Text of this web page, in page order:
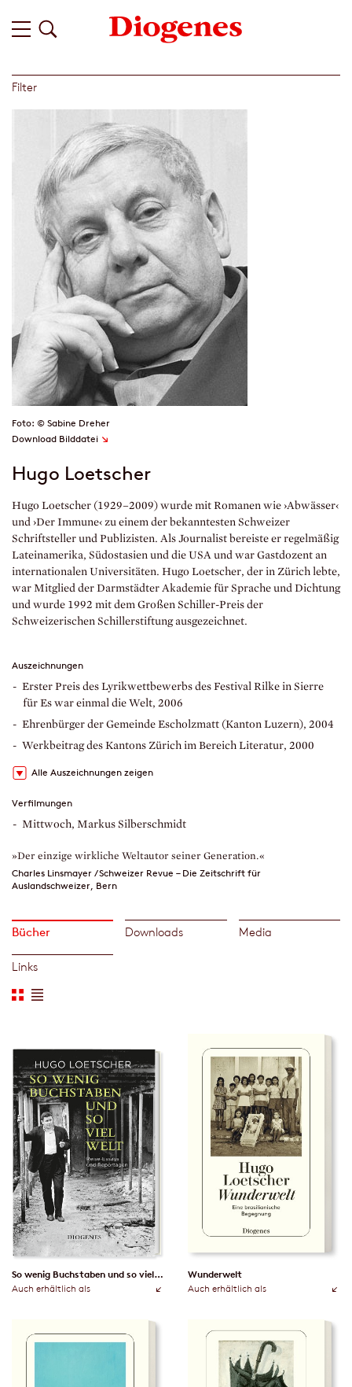
Filter
Foto: © Sabine Dreher
Download Bilddatei ↘
Hugo Loetscher
Hugo Loetscher (1929–2009) wurde mit Romanen wie ›Abwässer‹
und ›Der Immune‹ zu einem der bekanntesten Schweizer
Schriftsteller und Publizisten. Als Journalist bereiste er regelmäßig
Lateinamerika, Südostasien und die USA und war Gastdozent an
internationalen Universitäten. Hugo Loetscher, der in Zürich lebte,
war Mitglied der Darmstädter Akademie für Sprache und Dichtung
und wurde 1992 mit dem Großen Schiller-Preis der
Schweizerischen Schillerstiftung ausgezeichnet.
Auszeichnungen
Erster Preis des Lyrikwettbewerbs des Festival Rilke in Sierre
für Es war einmal die Welt, 2006
Ehrenbürger der Gemeinde Escholzmatt (Kanton Luzern), 2004
Werkbeitrag des Kantons Zürich im Bereich Literatur, 2000
Alle Auszeichnungen zeigen
Verfilmungen
Mittwoch, Markus Silberschmidt
»Der einzige wirkliche Weltautor seiner Generation.«
Charles Linsmayer / Schweizer Revue – Die Zeitschrift für
Auslandschweizer, Bern
Bücher Downloads Media
Links
So wenig Buchstaben und so viel Welt
Auch erhältlich als
Wunderwelt
Auch erhältlich als